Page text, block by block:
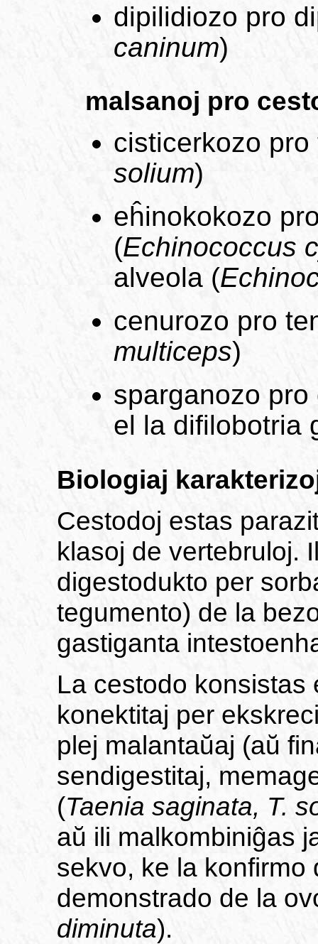
dipilidiozo pro
caninum)
malsanoj pro
cisticerkozo
solium)
eĥinokokozo
(Echinococcus
alveola (
cenurozo pro
multiceps)
sparganozo
el la difilobotria
Biologiaj
Cestodoj estas
klasoj de vertebruloj.
digestodukto per
tegumento) de la
gastiganta
La cestodo konsistas
konektitaj per
plej malantaŭaj (aŭ
sendigestitaj,
(Taenia saginata, T.
aŭ ili malkombiniĝas
sekvo, ke la konfirmo
demonstrado de la
diminuta).